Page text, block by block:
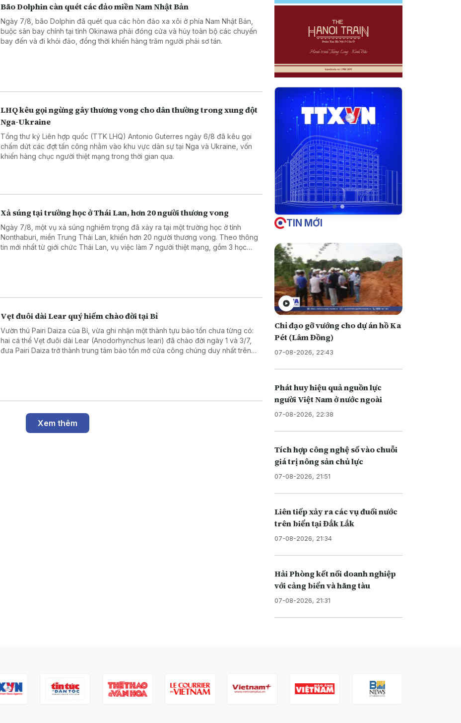
Bão Dolphin càn quét các đảo miền Nam Nhật Bản
Ngày 7/8, bão Dolphin đã quét qua các hòn đảo xa xôi ở phía Nam Nhật Bản,
buộc sân bay chính tại tỉnh Okinawa phải đóng cửa và hủy toàn bộ các chuyến
bay đến và đi khỏi đảo, đồng thời khiến hàng trăm người phải sơ tán.
LHQ kêu gọi ngừng gây thương vong cho dân thường trong xung đột
Nga-Ukraine
Tổng thư ký Liên hợp quốc (TTK LHQ) Antonio Guterres ngày 6/8 đã kêu gọi
chấm dứt các đợt tấn công nhằm vào khu vực dân sự tại Nga và Ukraine, vốn
khiến hàng chục người thiệt mạng trong thời gian qua.
Xả súng tại trường học ở Thái Lan, hơn 20 người thương vong
Ngày 7/8, một vụ xả súng nghiêm trọng đã xảy ra tại một trường học ở tỉnh
Nonthaburi, miền Trung Thái Lan, khiến hơn 20 người thương vong. Theo thông
tin mới nhất từ giới chức Thái Lan, vụ việc làm 7 người thiệt mạng, gồm 3 học
Vẹt đuôi dài Lear quý hiếm chào đời tại Bỉ
Vườn thú Pairi Daiza của Bỉ, vừa ghi nhận một thành tựu bảo tồn chưa từng có:
hai cá thể Vẹt đuôi dài Lear (Anodorhynchus leari) đã chào đời ngày 1 và 3/7,
đưa Pairi Daiza trở thành trung tâm bảo tồn mở cửa công chúng duy nhất trên
Xem thêm
TIN MỚI
Chỉ đạo gỡ vướng cho dự án hồ Ka
Pét (Lâm Đồng)
07-08-2026, 22:43
Phát huy hiệu quả nguồn lực
người Việt Nam ở nước ngoài
07-08-2026, 22:38
Tích hợp công nghệ số vào chuỗi
giá trị nông sản chủ lực
07-08-2026, 21:51
Liên tiếp xảy ra các vụ đuối nước
trên biển tại Đắk Lắk
07-08-2026, 21:34
Hải Phòng kết nối doanh nghiệp
với cảng biển và hãng tàu
07-08-2026, 21:31